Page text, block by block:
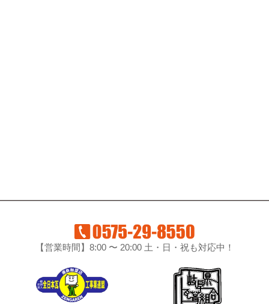
【営業時間】8:00 〜 20:00 土・日・祝も対応中！